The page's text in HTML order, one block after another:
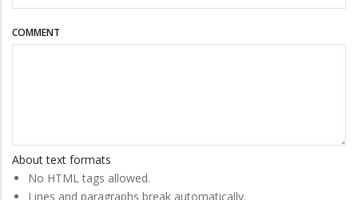
COMMENT
About text formats
No HTML tags allowed.
Lines and paragraphs break automatically.